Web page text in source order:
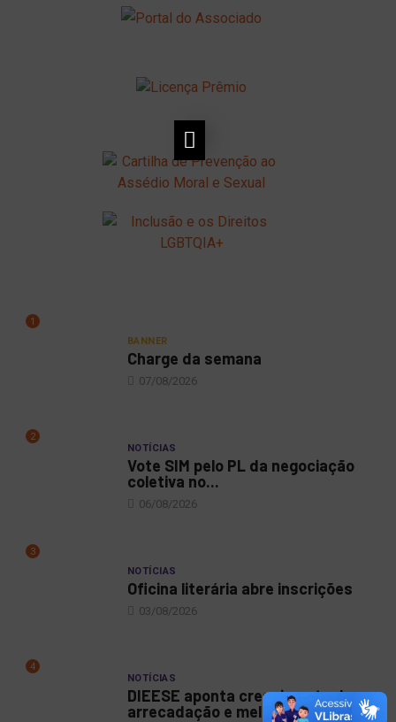
1
BANNER
Charge da semana
07/08/2026
2
NOTÍCIAS
Vote SIM pelo PL da negociação
coletiva no...
06/08/2026
3
NOTÍCIAS
Oficina literária abre inscrições
03/08/2026
4
NOTÍCIAS
DIEESE aponta crescimento da
arrecadação e melhora do...